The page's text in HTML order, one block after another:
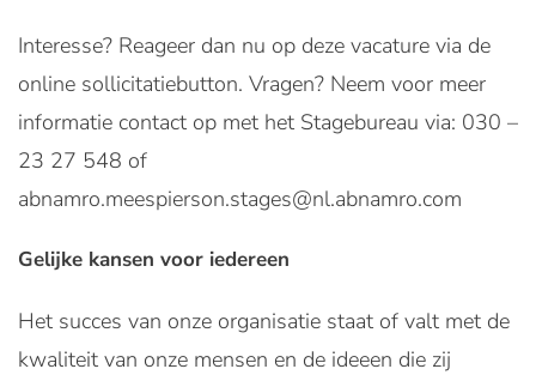
Interesse? Reageer dan nu op deze vacature via de
online sollicitatiebutton. Vragen? Neem voor meer
informatie contact op met het Stagebureau via: 030 –
23 27 548 of
abnamro.meespierson.stages@nl.abnamro.com
Gelijke kansen voor iedereen
Het succes van onze organisatie staat of valt met de
kwaliteit van onze mensen en de ideeen die zij